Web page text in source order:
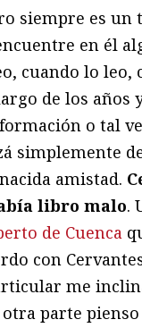
siempre es un
en él
cuando lo leo,
de los años
o tal
simplemente
amistad.
libro malo.
de Cuenca
con
me
otra parte pienso